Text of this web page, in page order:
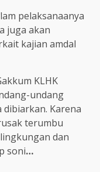
pelaksanaanya
juga akan
kajian amdal
KLHK
undang
dibiarkan. Karena
terumbu
dan
soni…